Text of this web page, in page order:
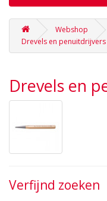
Webshop
Drevels en penuitdrijvers
Drevels en
Verfijnd zoeken